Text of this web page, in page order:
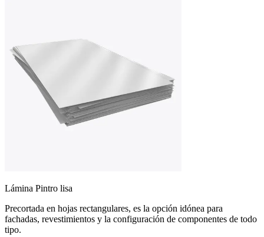
Lámina Pintro lisa
Precortada en hojas rectangulares, es la opción idónea para
fachadas, revestimientos y la configuración de componentes de todo
tipo.